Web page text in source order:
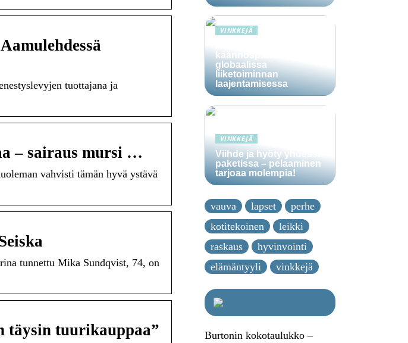
tuottajana ja
– sairaus mursi …
vahvisti tämän hyvä ystävä
tunnettu Mika Sundqvist, 74, on
täysin tuurikauppaa”
VINKKEJÄ
käännöspalvelujen rooli
globaalissa
liiketoiminnan
laajentamisessa
VINKKEJÄ
Viihde ja hyöty yhdessä
paketissa – pelaaminen
tarjoaa molempia!
vauva lapset
perhe
kotitekoinen
leikki
raskaus
hyvinvointi
elämäntyyli
vinkkejä
Burtonin kokotaulukko –